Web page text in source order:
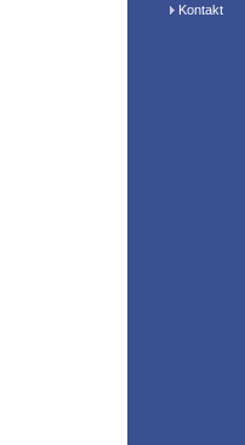
Kontakt